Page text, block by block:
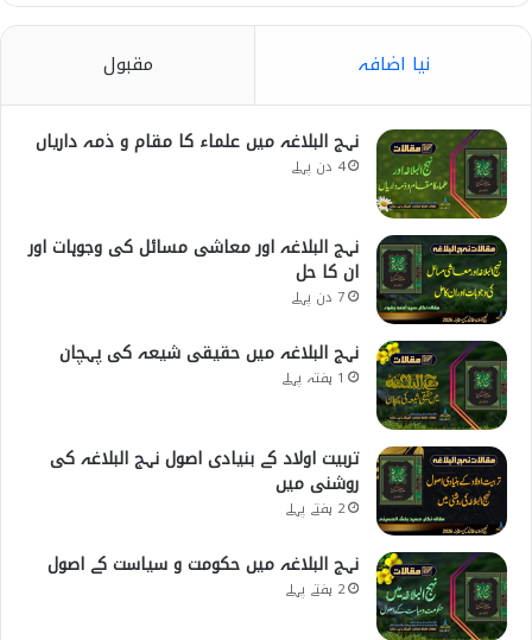
نیا اضافہ مقبول
نہج البلاغہ میں علماء کا مقام و ذمہ داریاں
4 دن پہلے
نہج البلاغہ اور معاشی مسائل کی وجوہات اور
ان کا حل
7 دن پہلے
نہج البلاغہ میں حقیقی شیعہ کی پہچان
1 ہفتہ پہلے
تربیت اولاد کے بنیادی اصول نہج البلاغہ کی
روشنی میں
2 ہفتے پہلے
نہج البلاغہ میں حکومت و سیاست کے اصول
2 ہفتے پہلے